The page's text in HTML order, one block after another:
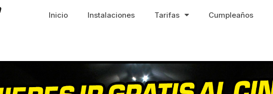
Inicio Instalaciones Tarifas Cumpleaños